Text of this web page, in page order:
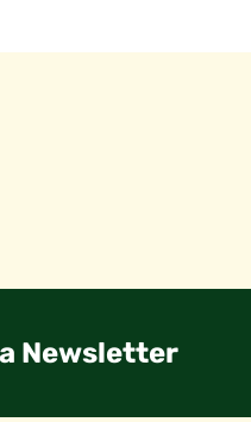
Newsletter